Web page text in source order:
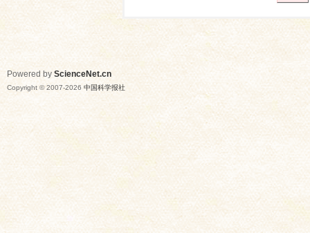
Powered by ScienceNet.cn
Copyright © 2007-2026 中国科学报社